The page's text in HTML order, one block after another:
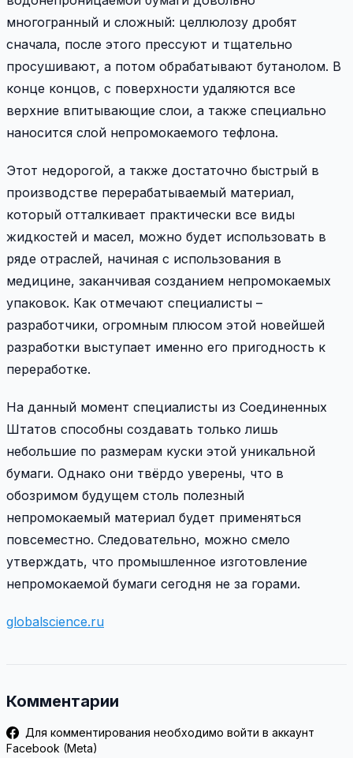
многогранный и сложный: целлюлозу дробят
сначала, после этого прессуют и тщательно
просушивают, а потом обрабатывают бутанолом. В
конце концов, с поверхности удаляются все
верхние впитывающие слои, а также специально
наносится слой непромокаемого тефлона.
Этот недорогой, а также достаточно быстрый в
производстве перерабатываемый материал,
который отталкивает практически все виды
жидкостей и масел, можно будет использовать в
ряде отраслей, начиная с использования в
медицине, заканчивая созданием непромокаемых
упаковок. Как отмечают специалисты –
разработчики, огромным плюсом этой новейшей
разработки выступает именно его пригодность к
переработке.
На данный момент специалисты из Соединенных
Штатов способны создавать только лишь
небольшие по размерам куски этой уникальной
бумаги. Однако они твёрдо уверены, что в
обозримом будущем столь полезный
непромокаемый материал будет применяться
повсеместно. Следовательно, можно смело
утверждать, что промышленное изготовление
непромокаемой бумаги сегодня не за горами.
globalscience.ru
Комментарии
Для комментирования необходимо войти в аккаунт
Facebook (Meta)